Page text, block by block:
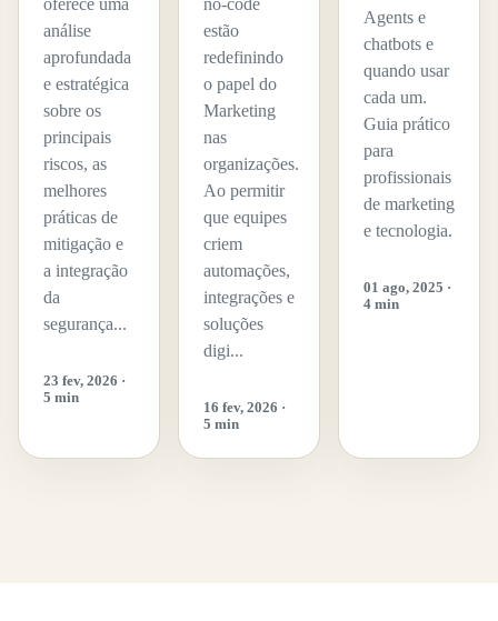
oferece uma
análise
aprofundada
e estratégica
sobre os
principais
riscos, as
melhores
práticas de
mitigação e
a integração
da
segurança...
23 fev, 2026 ·
5 min
no-code
estão
redefinindo
o papel do
Marketing
nas
organizações.
Ao permitir
que equipes
criem
automações,
integrações e
soluções
digi...
16 fev, 2026 ·
5 min
Agents e
chatbots e
quando usar
cada um.
Guia prático
para
profissionais
de marketing
e tecnologia.
01 ago, 2025 ·
4 min